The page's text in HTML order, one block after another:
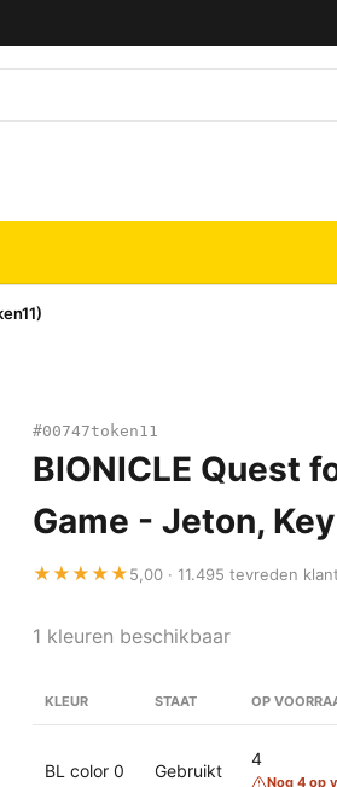
#00747token11
BIONICLE Quest
Game - Jeton,
★★★★★5,00 · 11.495 tevreden
1 kleuren beschikbaar
KLEUR STAAT OP
BL color 0 Gebruikt
4
Nog 4 op